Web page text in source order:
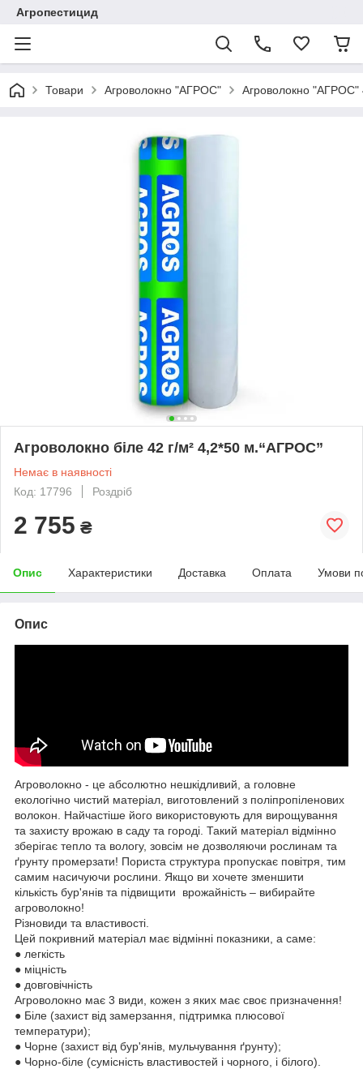
Агропестицид
Товари Агроволокно "АГРОС" Агроволокно "AГРОС"
Агроволокно біле 42 г/м² 4,2*50 м.“AГРОС”
Немає в наявності
Код: 17796
Роздріб
2 755 ₴
Опис Характеристики Доставка Оплата Умови
Опис
Агроволокно - це абсолютно нешкідливий, а головне
екологічно чистий матеріал, виготовлений з поліпропіленових
волокон. Найчастіше його використовують для вирощування
та захисту врожаю в саду та городі. Такий матеріал відмінно
зберігає тепло та вологу, зовсім не дозволяючи рослинам та
ґрунту промерзати! Пориста структура пропускає повітря, тим
самим насичуючи рослини. Якщо ви хочете зменшити
кількість бур'янів та підвищити врожайність – вибирайте
агроволокно!
Різновиди та властивості.
Цей покривний матеріал має відмінні показники, а саме:
● легкість
● міцність
● довговічність
Агроволокно має 3 види, кожен з яких має своє призначення!
● Біле (захист від замерзання, підтримка плюсової
температури);
● Чорне (захист від бур'янів, мульчування ґрунту);
● Чорно-біле (сумісність властивостей і чорного, і білого).